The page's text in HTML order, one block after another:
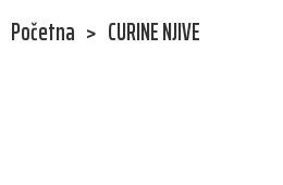
Početna > CURINE NJIVE